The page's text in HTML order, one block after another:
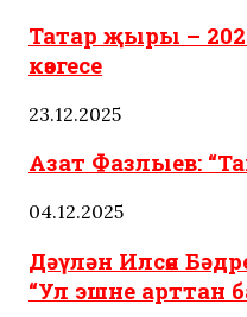
Татар җыры –
көзгесе
23.12.2025
Азат Фазлыев:
04.12.2025
Дәүлән Илсөя
“Ул эшне арттан